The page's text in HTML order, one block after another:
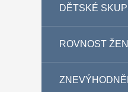
DĚTSKÉ
ROVNOST